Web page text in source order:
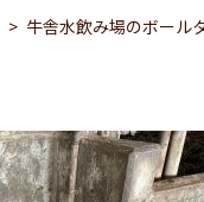
牛舎水飲み場のボール